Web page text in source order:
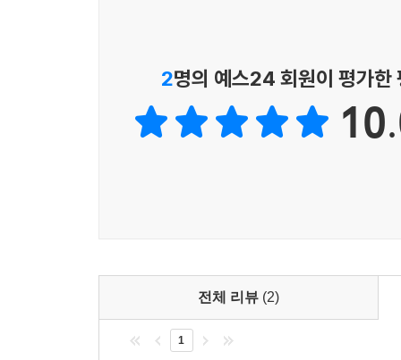
---「서지 않는 열차를 멈춰 세우며」중에서
2명의 예스24 회원이 평가한
전체 리뷰 (2)
1